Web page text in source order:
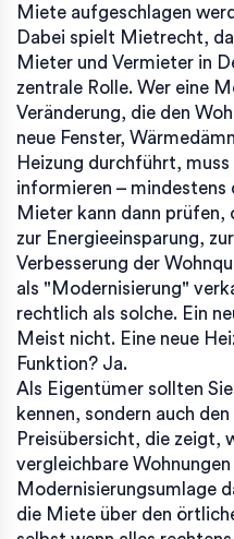
Miete aufgeschlagen
Dabei spielt Mietrecht,
Mieter und Vermieter in
zentrale Rolle. Wer eine
Veränderung, die den
neue Fenster,
Heizung durchführt,
informieren –
Mieter kann dann prüfen,
zur Energieeinsparung,
Verbesserung der
als "Modernisierung"
rechtlich als solche. Ein
Meist nicht. Eine neue
Funktion? Ja.
Als Eigentümer sollten
kennen, sondern auch den
Preisübersicht, die zeigt,
vergleichbare
Modernisierungsumlage
die Miete über den